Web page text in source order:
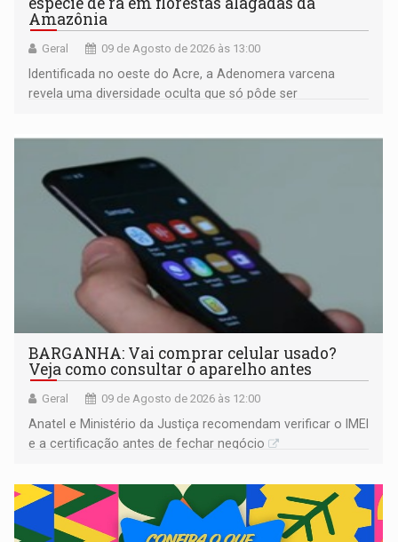
Amazônia
Geral 09 de Agosto de 2026 às 13:00
Identificada no oeste do Acre, a Adenomera varcena
revela uma diversidade oculta que só pôde ser
BARGANHA: Vai comprar celular usado?
Veja como consultar o aparelho antes
Geral 09 de Agosto de 2026 às 12:00
Anatel e Ministério da Justiça recomendam verificar o IMEI
e a certificação antes de fechar negócio